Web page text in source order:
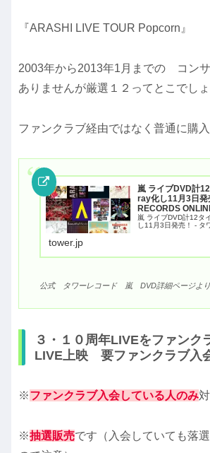
『ARASHI LIVE TOUR Popcorn』
2003年から2013年1月までの コン
ありませんが厳選１２ってとこでしょ
ファンクラブ経由ではなく普通に購入
嵐 ライブDVD計
ray化し11月3日発
RECORDS
嵐 ライブDVD計12タ
し11月3日発売！ - タ
tower.jp
公式 タワーレコード 嵐 DVD詳細ページよ
３・１０周年LIVEをファンク
LIVE上映 要ファンクラブ入
※ファンクラブ入会している人のみ
※抽選販売です（入会していても落